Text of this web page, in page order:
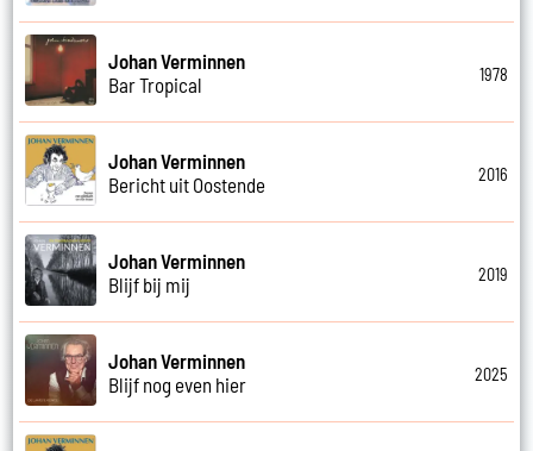
Johan Verminnen
Bar Tropical
1978
Johan Verminnen
Bericht uit Oostende
2016
Johan Verminnen
Blijf bij mij
2019
Johan Verminnen
Blijf nog even hier
2025